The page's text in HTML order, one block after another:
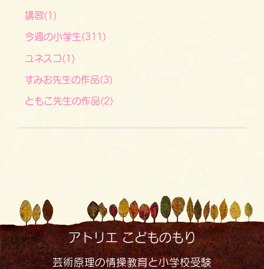
講習(1)
今週の小学生(311)
ユネスコ(1)
すみお先生の作品(3)
ともこ先生の作品(2)
アトリエ こどものもり
芸術原理の情操教育と小学校受験